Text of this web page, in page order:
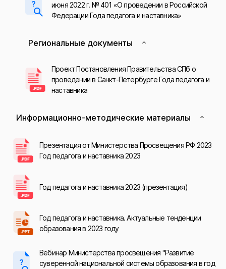
июня 2022 г. № 401 «О проведении в Российской
Федерации Года педагога и наставника»
Региональные документы
Проект Постановления Правительства СПб о
проведении в Санкт-Петербурге Года педагога и
наставника
Информационно-методические материалы
Презентация от Министерства Просвещения РФ 2023
Год педагога и наставника 2023
Год педагога и наставника 2023 (презентация)
Год педагога и наставника. Актуальные тенденции
образования в 2023 году
Вебинар Министерства просвещения "Развитие
суверенной национальной системы образования в год